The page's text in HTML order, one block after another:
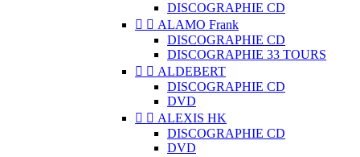
DISCOGRAPHIE CD
  ALAMO Frank
DISCOGRAPHIE CD
DISCOGRAPHIE 33 TOURS
  ALDEBERT
DISCOGRAPHIE CD
DVD
  ALEXIS HK
DISCOGRAPHIE CD
DVD